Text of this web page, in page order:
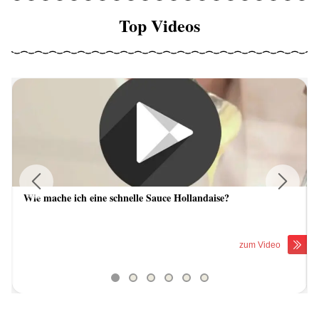
Top Videos
Wie mache ich eine schnelle Sauce Hollandaise?
zum Video
Previous